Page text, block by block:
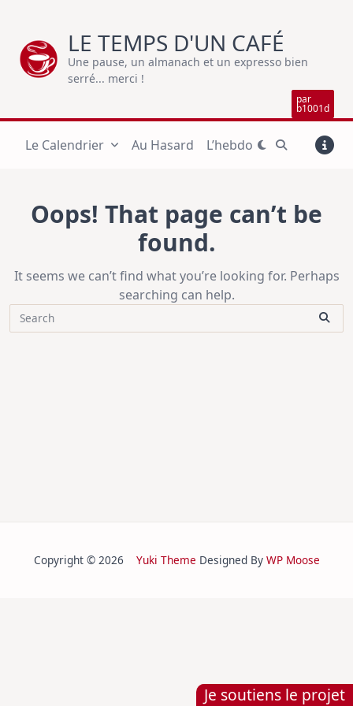
Je soutiens le projet
content
LE TEMPS D'UN CAFÉ
Une pause, un almanach et un expresso bien
serré... merci !
par
b1001d
Le Calendrier Au Hasard L’hebdo
Oops! That page can’t be
found.
It seems we can’t find what you’re looking for. Perhaps
searching can help.
Search
Copyright © 2026 Yuki Theme Designed By WP Moose